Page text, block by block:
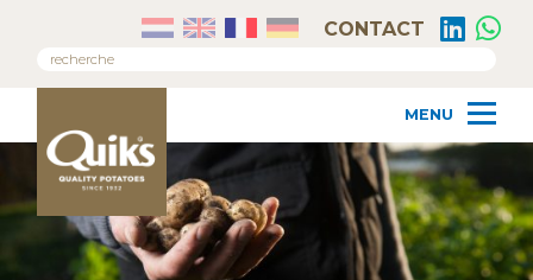
CONTACT